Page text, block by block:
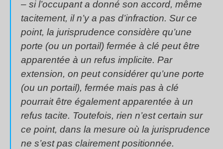
– si l’occupant a donné son accord, même
tacitement, il n’y a pas d’infraction. Sur ce
point, la jurisprudence considère qu’une
porte (ou un portail) fermée à clé peut être
apparentée à un refus implicite. Par
extension, on peut considérer qu’une porte
(ou un portail), fermée mais pas à clé
pourrait être également apparentée à un
refus tacite. Toutefois, rien n’est certain sur
ce point, dans la mesure où la jurisprudence
ne s’est pas clairement positionnée.